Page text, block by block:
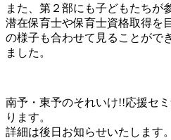
また、第２部にも子どもたちが
潜在保育士や保育士資格取得を
の様子も合わせて見ることがで
ました。
南予・東予のそれいけ!!応援セ
ります。
詳細は後日お知らせいたします。